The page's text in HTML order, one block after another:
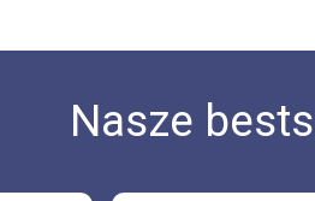
Nasze